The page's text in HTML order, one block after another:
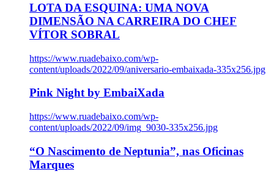
LOTA DA ESQUINA: UMA NOVA
DIMENSÃO NA CARREIRA DO CHEF
VÍTOR SOBRAL
https://www.ruadebaixo.com/wp-
content/uploads/2022/09/aniversario-embaixada-335x256.jpg
Pink Night by EmbaiXada
https://www.ruadebaixo.com/wp-
content/uploads/2022/09/img_9030-335x256.jpg
“O Nascimento de Neptunia”, nas Oficinas
Marques